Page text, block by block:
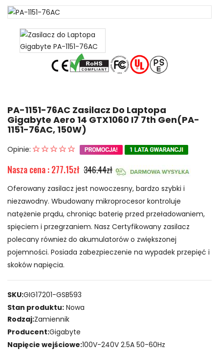
PA-1151-76AC Zasilacz Do Laptopa
Gigabyte Aero 14 GTX1060 I7 7th Gen(PA-
1151-76AC, 150W)
Opinie:
Nasza cena : 277.15zł 346.44zł
Oferowany zasilacz jest nowoczesny, bardzo szybki i
niezawodny. Wbudowany mikroprocesor kontroluje
natężenie prądu, chroniąc baterię przed przeładowaniem,
spięciem i przegrzaniem. Nasz Certyfikowany zasilacz
polecany również do akumulatorów o zwiększonej
pojemności. Posiada zabezpieczenie na wypadek przepięć i
skoków napięcia.
SKU:GIG17201-GSB593
Stan produktu: Nowa
Rodzaj:Zamiennik
Producent:Gigabyte
Napięcie wejściowe:100V-240V 2.5A 50-60Hz